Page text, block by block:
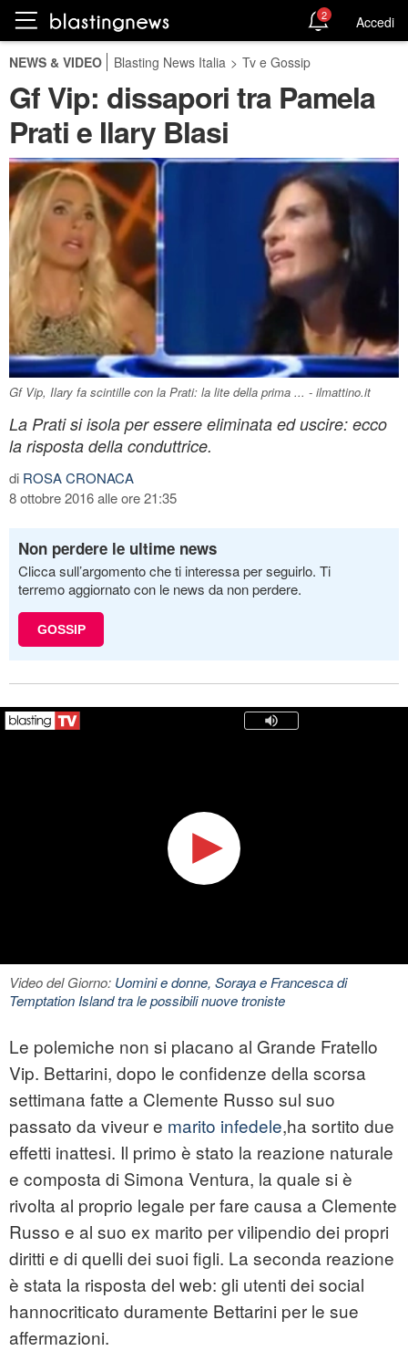
2 Accedi
NEWS & VIDEO Blasting News Italia > Tv e Gossip
Gf Vip: dissapori tra Pamela
Prati e Ilary Blasi
Gf Vip, Ilary fa scintille con la Prati: la lite della prima ... - ilmattino.it
La Prati si isola per essere eliminata ed uscire: ecco
la risposta della conduttrice.
di ROSA CRONACA
8 ottobre 2016 alle ore 21:35
Non perdere le ultime news
Clicca sull’argomento che ti interessa per seguirlo. Ti
terremo aggiornato con le news da non perdere.
GOSSIP
Video del Giorno: Uomini e donne, Soraya e Francesca di
Temptation Island tra le possibili nuove troniste
Le polemiche non si placano al Grande Fratello
Vip. Bettarini, dopo le confidenze della scorsa
settimana fatte a Clemente Russo sul suo
passato da viveur e marito infedele,ha sortito due
effetti inattesi. Il primo è stato la reazione naturale
e composta di Simona Ventura, la quale si è
rivolta al proprio legale per fare causa a Clemente
Russo e al suo ex marito per vilipendio dei propri
diritti e di quelli dei suoi figli. La seconda reazione
è stata la risposta del web: gli utenti dei social
hannocriticato duramente Bettarini per le sue
affermazioni.